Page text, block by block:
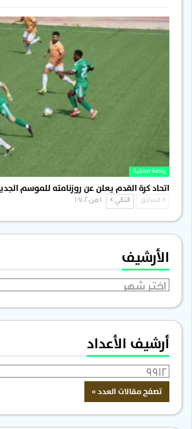
رياضة محلية
اتحاد كرة القدم يعلن عن روزنامته للموسم الجديد
السابق التالي
الأرشيف
الأرشيف
أرشيف الأعداد